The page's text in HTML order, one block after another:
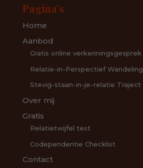
Pagina’s
Home
Aanbod
Gratis online verkenningsgesprek
Relatie-in-Perspectief Wandeling
Stevig-staan-in-je-relatie Traject
Over mij
Gratis
Relatietwijfel test
Codependentie Checklist
Contact